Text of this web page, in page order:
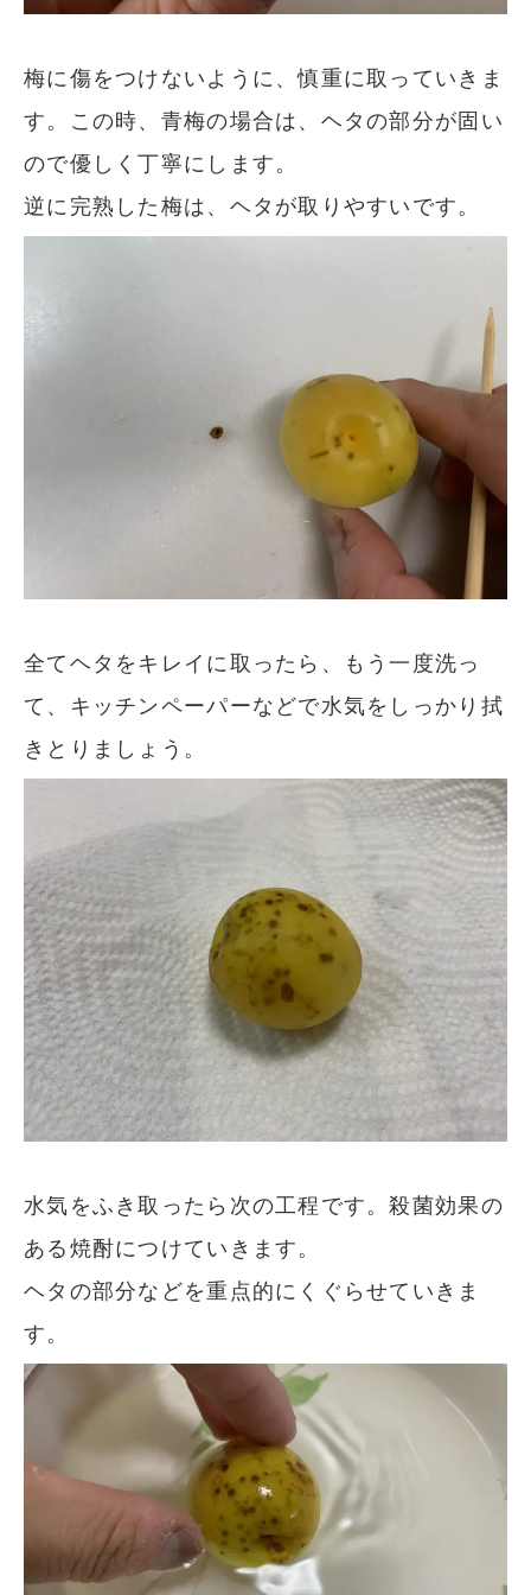
梅に傷をつけないように、慎重に取っていきま
す。この時、青梅の場合は、ヘタの部分が固い
ので優しく丁寧にします。
逆に完熟した梅は、ヘタが取りやすいです。
全てヘタをキレイに取ったら、もう一度洗っ
て、キッチンペーパーなどで水気をしっかり拭
きとりましょう。
水気をふき取ったら次の工程です。殺菌効果の
ある焼酎につけていきます。
ヘタの部分などを重点的にくぐらせていきま
す。